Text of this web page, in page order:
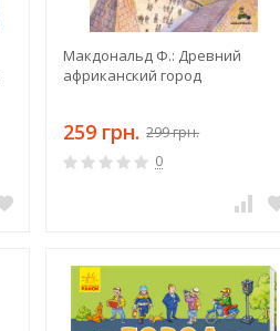
Макдональд Ф.: Древний
африканский город
259 грн. 299 грн.
0